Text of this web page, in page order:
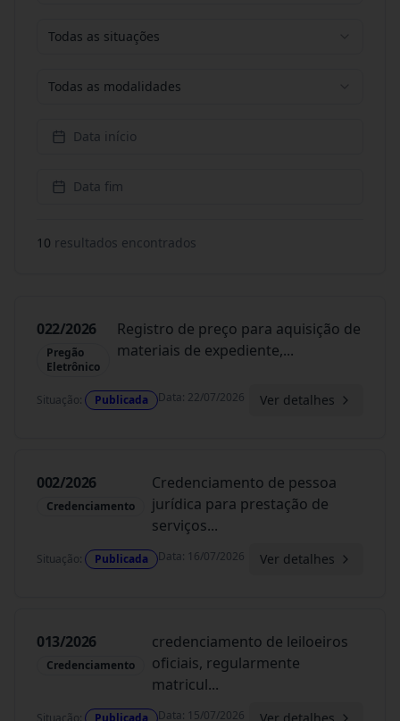
Todas as situações
Todas as modalidades
Data início
Data fim
10 resultados encontrados
022/2026
Pregão
Eletrônico
Registro de preço para aquisição de
materiais de expediente,...
Situação: Publicada Data: 22/07/2026 Ver detalhes
002/2026
Credenciamento
Credenciamento de pessoa
jurídica para prestação de
serviços...
Situação: Publicada Data: 16/07/2026 Ver detalhes
013/2026
Credenciamento
credenciamento de leiloeiros
oficiais, regularmente
matricul...
Situação: Publicada Data: 15/07/2026